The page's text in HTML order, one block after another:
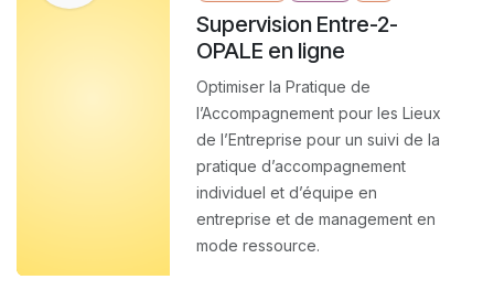
Supervision Entre-2-
OPALE en ligne
Optimiser la Pratique de
l’Accompagnement pour les Lieux
de l’Entreprise pour un suivi de la
pratique d’accompagnement
individuel et d’équipe en
entreprise et de management en
mode ressource.